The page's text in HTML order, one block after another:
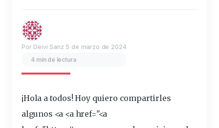
Por Deivi Sanz 5 de marzo de 2024
4 min de lectura
¡Hola a todos! Hoy quiero compartirles
algunos <a <a href="<a